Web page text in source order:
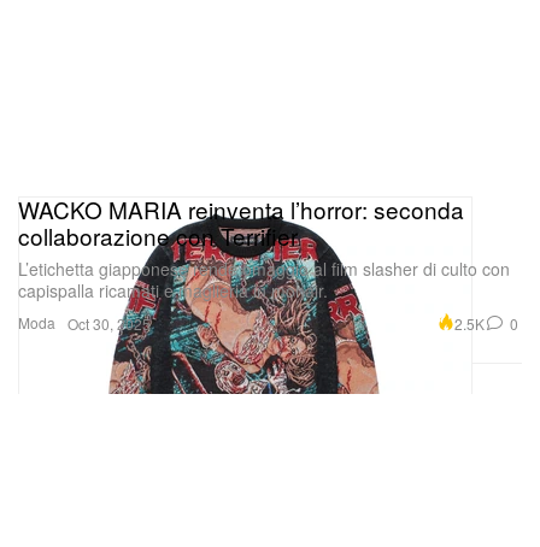
Moda
WACKO MARIA reinventa l’horror: seconda
collaborazione con Terrifier
L’etichetta giapponese rende omaggio al film slasher di culto con
capispalla ricamati e maglieria in mohair.
Oct 30, 2025 2.5K 0